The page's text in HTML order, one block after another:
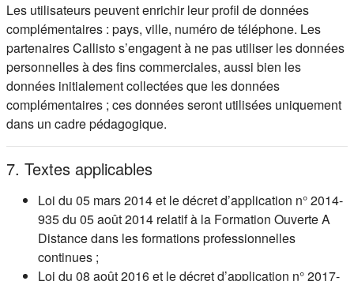
Les utilisateurs peuvent enrichir leur profil de données
complémentaires : pays, ville, numéro de téléphone. Les
partenaires Callisto s’engagent à ne pas utiliser les données
personnelles à des fins commerciales, aussi bien les
données initialement collectées que les données
complémentaires ; ces données seront utilisées uniquement
dans un cadre pédagogique.
7. Textes applicables
Loi du 05 mars 2014 et le décret d’application n° 2014-
935 du 05 août 2014 relatif à la Formation Ouverte A
Distance dans les formations professionnelles
continues ;
Loi du 08 août 2016 et le décret d’application n° 2017-